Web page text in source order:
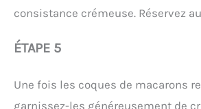
consistance crémeuse. Réservez
ÉTAPE 5
Une fois les coques de macarons
garnissez-les généreusement de